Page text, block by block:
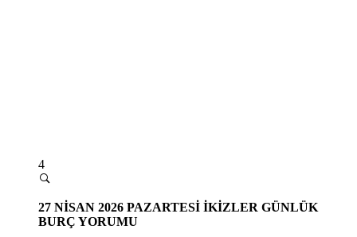
4
27 NİSAN 2026 PAZARTESİ İKİZLER GÜNLÜK
BURÇ YORUMU